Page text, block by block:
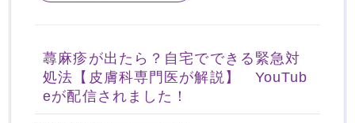
蕁麻疹が出たら？自宅でできる緊急対
処法【皮膚科専門医が解説】 YouTub
eが配信されました！